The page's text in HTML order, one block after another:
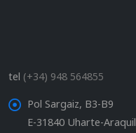
tel (+34) 948 564855
Pol Sargaiz, B3-B9
E-31840 Uharte-Araquil